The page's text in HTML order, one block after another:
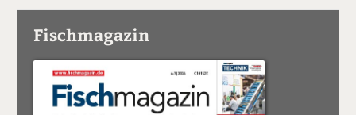
Fischmagazin